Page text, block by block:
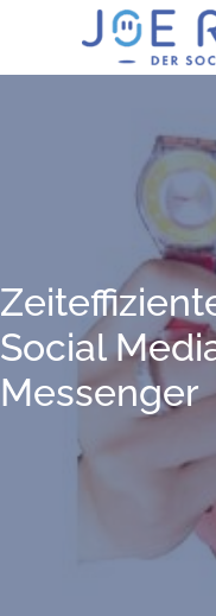
springen
Social
Messenger